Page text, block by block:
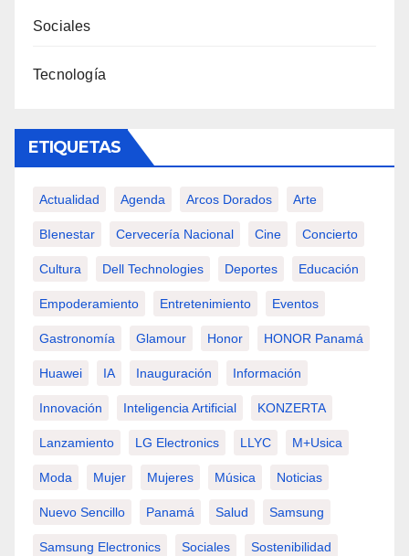
Sociales
Tecnología
ETIQUETAS
Actualidad Agenda Arcos Dorados Arte
BIenestar Cervecería Nacional Cine Concierto
Cultura Dell Technologies Deportes Educación
Empoderamiento Entretenimiento Eventos
Gastronomía Glamour Honor HONOR Panamá
Huawei IA Inauguración Información
Innovación Inteligencia Artificial KONZERTA
Lanzamiento LG Electronics LLYC M+usica
Moda Mujer Mujeres Música Noticias
Nuevo Sencillo Panamá Salud Samsung
Samsung Electronics Sociales Sostenibilidad